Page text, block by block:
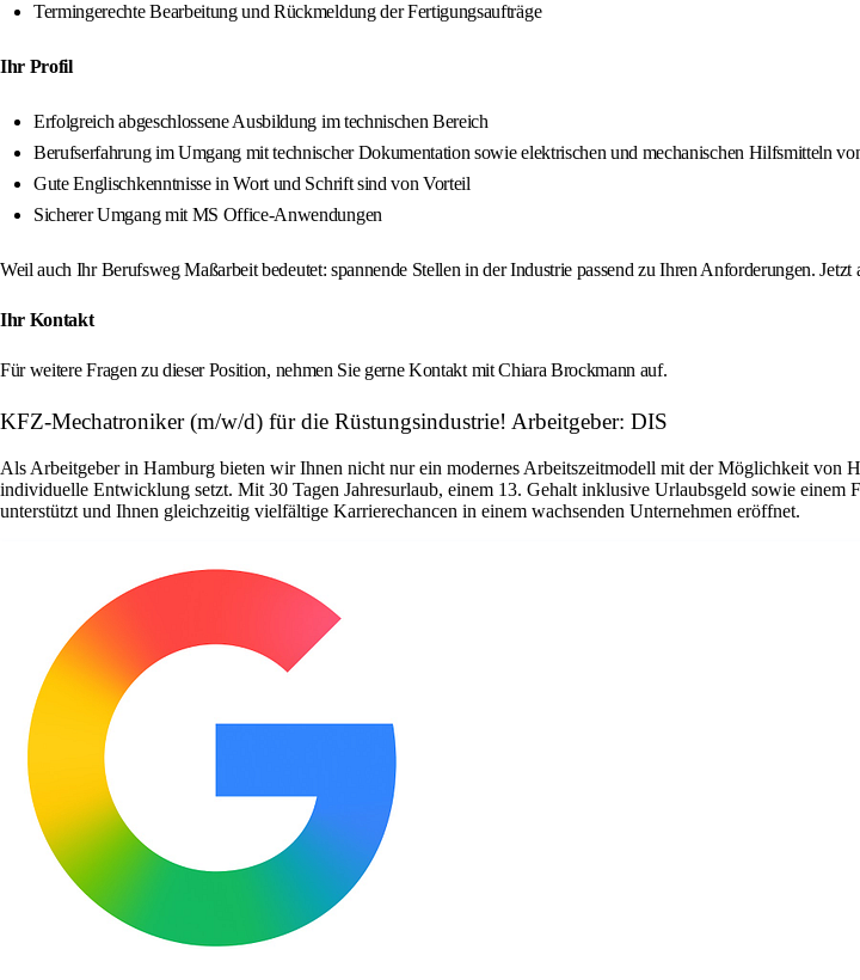
Termingerechte Bearbeitung und Rückmeldung der Fertigungsaufträge
Ihr Profil
Erfolgreich abgeschlossene Ausbildung im technischen Bereich
Berufserfahrung im Umgang mit technischer Dokumentation sowie elektrischen und mechanischen Hilfsmitteln
Gute Englischkenntnisse in Wort und Schrift sind von Vorteil
Sicherer Umgang mit MS Office-Anwendungen
Weil auch Ihr Berufsweg Maßarbeit bedeutet: spannende Stellen in der Industrie passend zu Ihren Anforderungen.
Ihr Kontakt
Für weitere Fragen zu dieser Position, nehmen Sie gerne Kontakt mit Chiara Brockmann auf.
KFZ-Mechatroniker (m/w/d) für die Rüstungsindustrie! Arbeitgeber: DIS
Als Arbeitgeber in Hamburg bieten wir Ihnen nicht nur ein modernes Arbeitszeitmodell mit der Möglichkeit von
individuelle Entwicklung setzt. Mit 30 Tagen Jahresurlaub, einem 13. Gehalt inklusive Urlaubsgeld sowie einem
unterstützt und Ihnen gleichzeitig vielfältige Karrierechancen in einem wachsenden Unternehmen eröffnet.